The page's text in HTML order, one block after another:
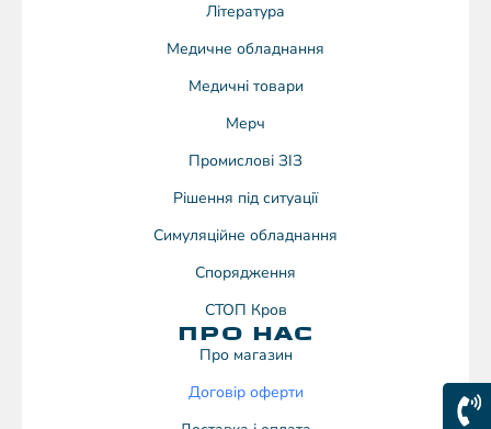
Література
Медичне обладнання
Медичні товари
Мерч
Промислові ЗІЗ
Рішення під ситуації
Симуляційне обладнання
Спорядження
СТОП Кров
ПРО НАС
Про магазин
Договiр оферти